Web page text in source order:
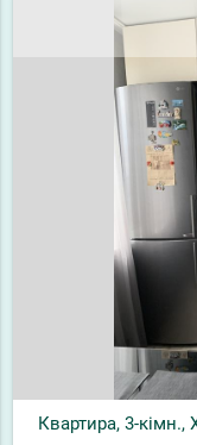
Квартира, 3-